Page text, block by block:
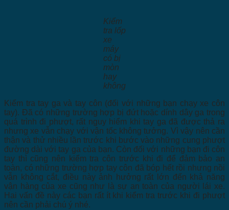
Kiểm
tra lốp
xe
máy
có bị
mòn
hay
không
Kiểm tra tay ga và tay côn (đối với những bạn chạy xe côn
tay). Đã có những trường hợp bị đứt hoặc dính dây ga trong
quá trình đi phượt, rất nguy hiểm khi tay ga đã được thả ra
nhưng xe vẫn chạy với vận tốc không tưởng. Vì vậy nên cần
thận và thử nhiều lần trước khi bước vào những cung phượt
đường dài với tay ga của bạn. Còn đối với những bạn đi côn
tay thì cũng nên kiểm tra côn trước khi đi để đảm bảo an
toàn, có những trường hợp tay côn đã bóp hết rồi nhưng nồi
vẫn không cắt, điều này ảnh hưởng rất lớn đến khả năng
vận hàng của xe cũng như là sự an toàn của người lái xe.
Hai vấn đề này các bạn rất ít khi kiểm tra trước khi đi phượt
nên cần phải chú ý nhé.